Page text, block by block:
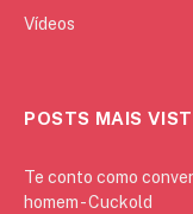
Vídeos
POSTS MAIS
Te conto como
homem - Cuckold